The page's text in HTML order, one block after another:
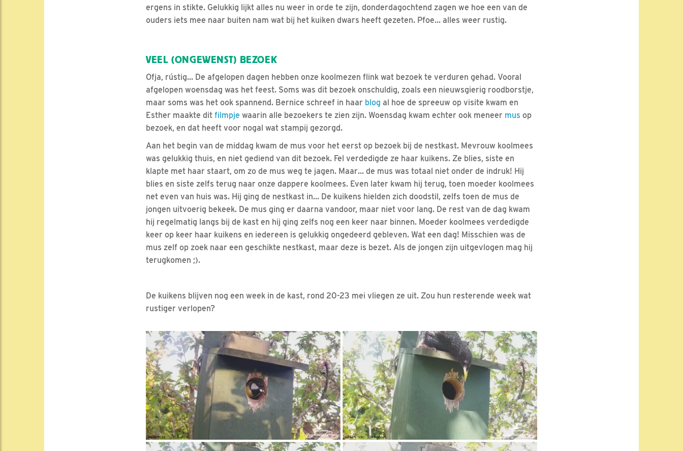
ergens in stikte. Gelukkig lijkt alles nu weer in orde te zijn, donderdagochtend zagen we hoe een van de
ouders iets mee naar buiten nam wat bij het kuiken dwars heeft gezeten. Pfoe… alles weer rustig.
VEEL (ONGEWENST) BEZOEK
Ofja, rústig… De afgelopen dagen hebben onze koolmezen flink wat bezoek te verduren gehad. Vooral
afgelopen woensdag was het feest. Soms was dit bezoek onschuldig, zoals een nieuwsgierig roodborstje,
maar soms was het ook spannend. Bernice schreef in haar blog al hoe de spreeuw op visite kwam en
Esther maakte dit filmpje waarin alle bezoekers te zien zijn. Woensdag kwam echter ook meneer mus op
bezoek, en dat heeft voor nogal wat stampij gezorgd.
Aan het begin van de middag kwam de mus voor het eerst op bezoek bij de nestkast. Mevrouw koolmees
was gelukkig thuis, en niet gediend van dit bezoek. Fel verdedigde ze haar kuikens. Ze blies, siste en
klapte met haar staart, om zo de mus weg te jagen. Maar… de mus was totaal niet onder de indruk! Hij
blies en siste zelfs terug naar onze dappere koolmees. Even later kwam hij terug, toen moeder koolmees
net even van huis was. Hij ging de nestkast in… De kuikens hielden zich doodstil, zelfs toen de mus de
jongen uitvoerig bekeek. De mus ging er daarna vandoor, maar niet voor lang. De rest van de dag kwam
hij regelmatig langs bij de kast en hij ging zelfs nog een keer naar binnen. Moeder koolmees verdedigde
keer op keer haar kuikens en iedereen is gelukkig ongedeerd gebleven. Wat een dag! Misschien was de
mus zelf op zoek naar een geschikte nestkast, maar deze is bezet. Als de jongen zijn uitgevlogen mag hij
terugkomen ;).
De kuikens blijven nog een week in de kast, rond 20-23 mei vliegen ze uit. Zou hun resterende week wat
rustiger verlopen?